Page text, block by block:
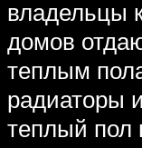
владельцы
домов
теплым
радиаторы
теплый пол